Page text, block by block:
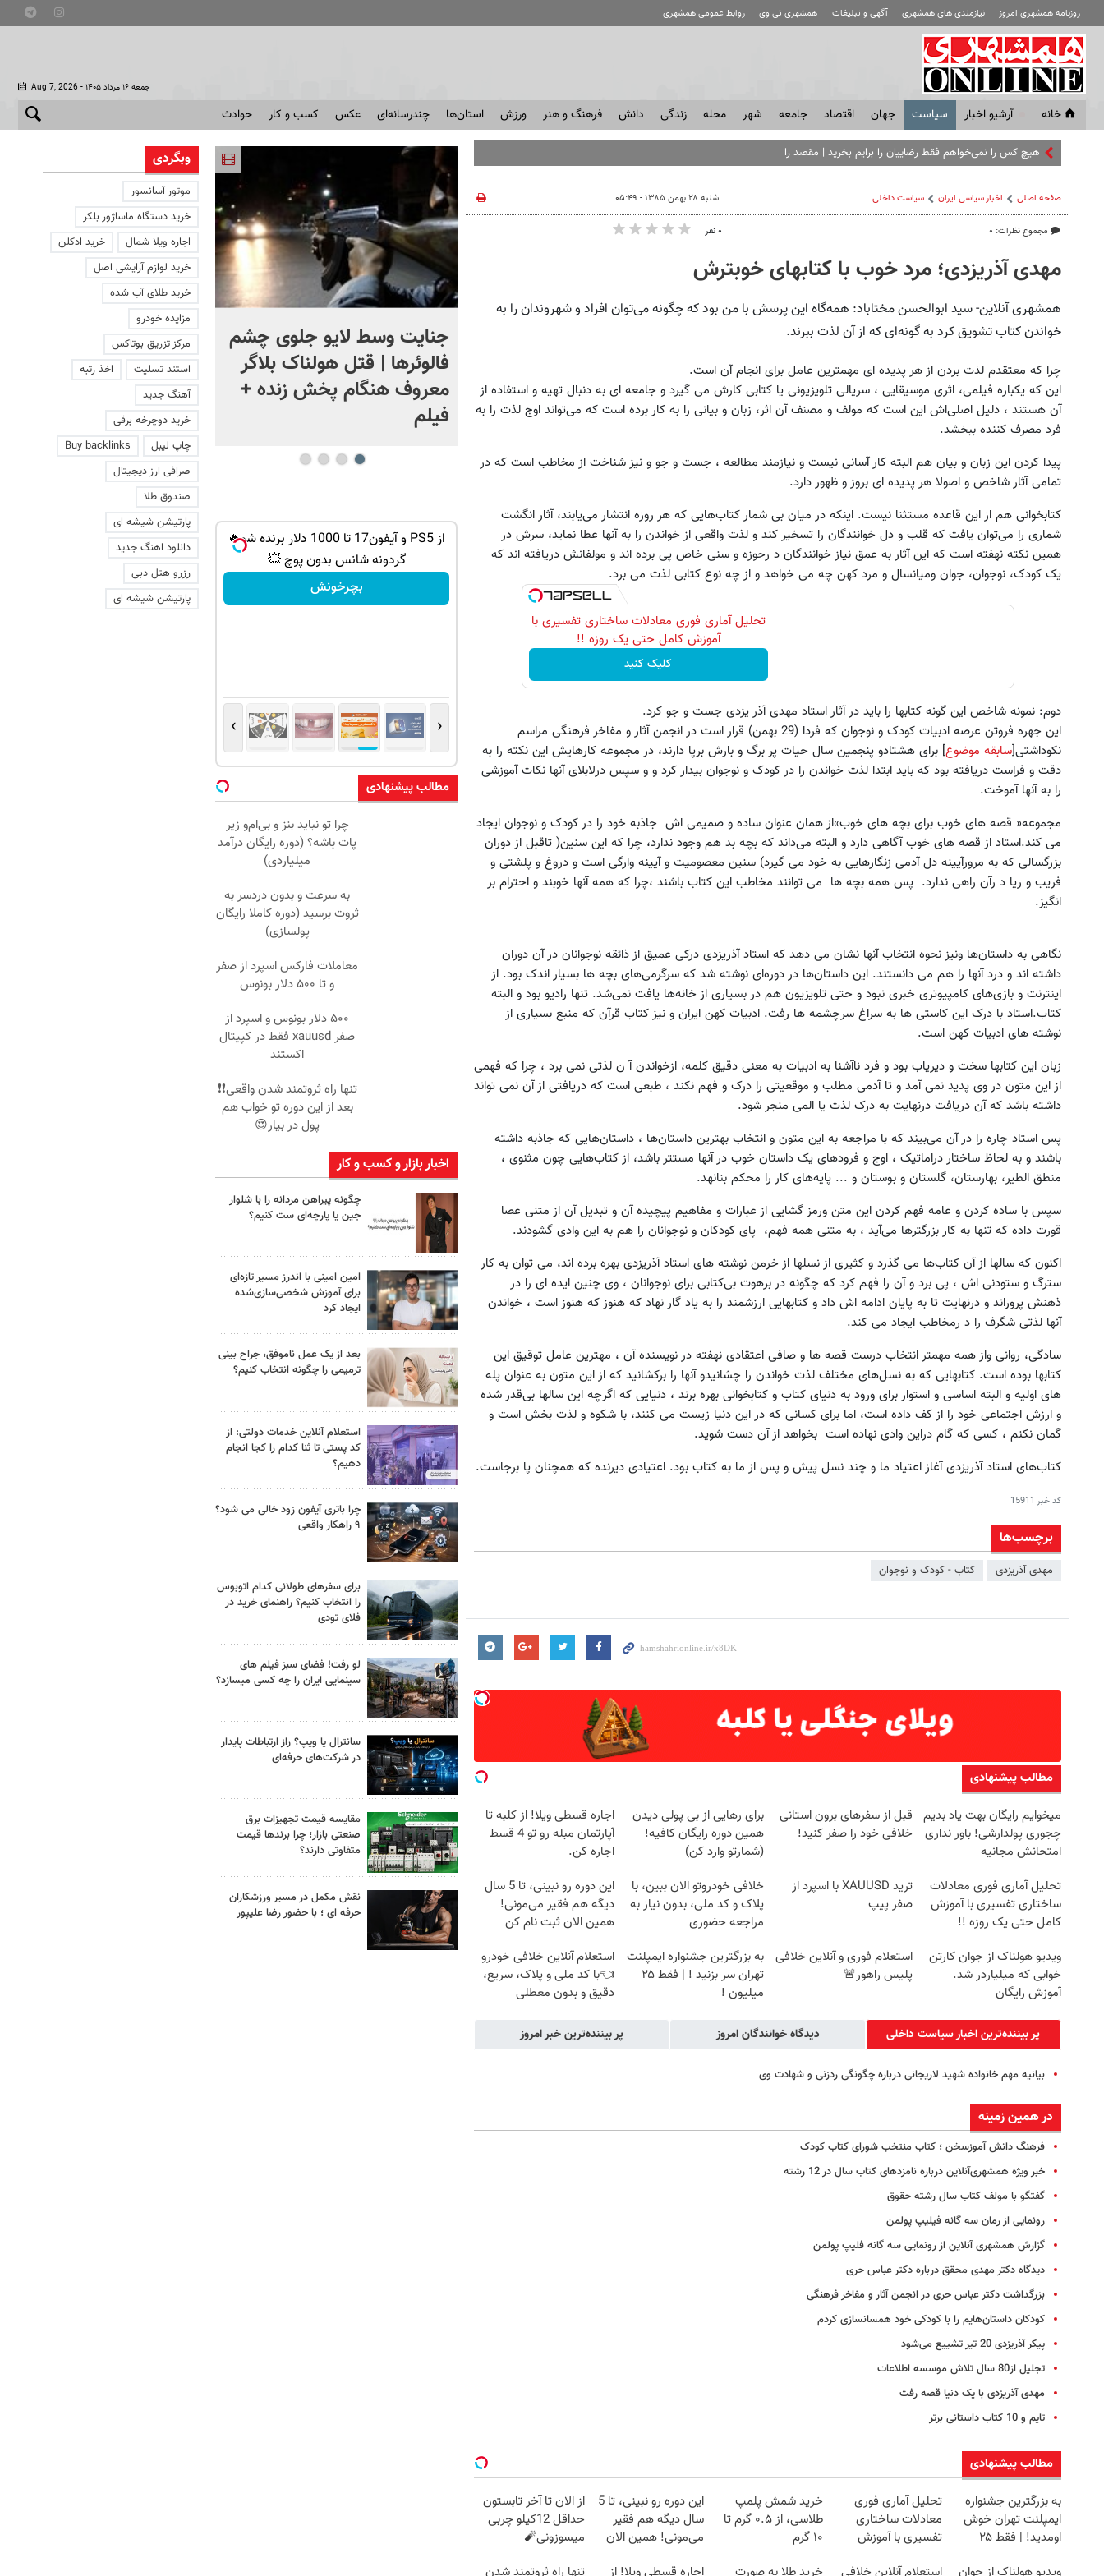
روزنامه همشهری امروز نیازمندی های همشهری آگهی و تبلیغات همشهری تی وی روابط عمومی همشهری
Aug 7, 2026 - جمعه ۱۶ مرداد ۱۴۰۵
خانه آرشیو اخبار سياست جهان اقتصاد جامعه شهر محله زندگی دانش فرهنگ و هنر ورزش استان‌ها چندرسانه‌ای عکس کسب و کار حوادث
هیچ کس را نمی‌خواهم فقط رضاییان را برایم بخرید | مقصد رامین مشخص شد؟
صفحه اصلی اخبار سیاسی ایران سیاست داخلی
مجموع نظرات: ۰
شنبه ۲۸ بهمن ۱۳۸۵ - ۰۵:۴۹
۰ نفر
مهدی آذریزدی؛ مرد خوب با کتابهای خوبترش
همشهری آنلاین- سید ابوالحسن مختاباد: همه‌گاه این پرسش با من بود که چگونه می‌توان افراد و شهروندان را به
خواندن کتاب تشویق کرد به گونه‌ای که از آن لذت ببرند.
چرا که معتقدم لذت بردن از هر پدیده ای مهمترین عامل برای انجام آن است.
این که یکباره فیلمی، اثری موسیقایی ، سریالی تلویزیونی یا کتابی کارش می گیرد و جامعه ای به دنبال تهیه و استفاده از
آن هستند ، دلیل اصلی‌اش این است که مولف و مصنف آن اثر، زبان و بیانی را به کار برده است که می‌تواند اوج لذت را به
فرد مصرف کننده ببخشد.
پیدا کردن این زبان و بیان هم البته کار آسانی نیست و نیازمند مطالعه ، جست و جو و نیز شناخت از مخاطب است که در
تمامی آثار شاخص و اصولا هر پدیده ای بروز و ظهور دارد.
کتابخوانی هم از این قاعده مستثنا نیست. اینکه در میان بی شمار کتاب‌هایی که هر روزه انتشار می‌یابند‌، آثار انگشت
شماری را می‌توان یافت که قلب و دل خوانندگان را تسخیر کند و لذت واقعی از خواندن را به آنها عطا نماید، سرش در
همین نکته نهفته است که این آثار به عمق نیاز خوانندگان د رحوزه و سنی خاص پی برده اند و مولفانش دریافته اند که
یک کودک، نوجوان، جوان ومیانسال و مرد کهن چه می خواهد و از چه نوع کتابی لذت می برد.
تحلیل آماری فوری معادلات ساختاری تفسیری با
آموزش کامل حتی یک روزه !!
کلیک کنید
دوم: نمونه شاخص این گونه کتابها را باید در آثار استاد مهدی آذر یزدی جست و جو کرد.
این جهره فروتن عرصه ادبیات کودک و نوجوان که فردا (29 بهمن) قرار است در انجمن آثار و مفاخر فرهنگی مراسم
نکوداشتی[سابقه موضوع] برای هشتادو پنجمین سال حیات پر برگ و بارش برپا دارند، در مجموعه کارهایش این نکته را به
دقت و فراست دریافته بود که باید ابتدا لذت خواندن را در کودک و نوجوان بیدار کرد و و سپس درلابلای آنها نکات آموزشی
را به آنها آموخت.
مجموعه« قصه های خوب برای بچه های خوب»از همان عنوان ساده و صمیمی اش جاذبه خود را در کودک و نوجوان ایجاد
می کند.استاد از قصه های خوب آگاهی دارد و البته می‌داند که بچه بد هم وجود ندارد، چرا که این سنین( تاقبل از دوران
بزرگسالی که به مرورآیینه دل آدمی زنگارهایی به خود می گیرد) سنین معصومیت و آیینه وارگی است و دروغ و پلشتی و
فریب و ریا د رآن راهی ندارد. پس همه بچه ها می توانند مخاطب این کتاب باشند ،چرا که همه آنها خوبند و احترام بر
انگیز.
نگاهی به داستان‌ها ونیز نحوه انتخاب آنها نشان می دهد که استاد آذریزدی درکی عمیق از ذائقه نوجوانان در آن دوران
داشته اند و درد آنها را هم می دانستند. این داستان‌ها در دوره‌ای نوشته شد که سرگرمی‌های بچه ها بسیار اندک بود. از
اینترنت و بازی‌های کامپیوتری خبری نبود و حتی تلویزیون هم در بسیاری از خانه‌ها یافت نمی‌شد. تنها رادیو بود و البته
کتاب.استاد با درک این کاستی ها به سراغ سرچشمه ها رفت. ادبیات کهن ایران و نیز کتاب قرآن که منبع بسیاری از
نوشته های ادبیات کهن است.
زبان این کتابها سخت و دیریاب بود و فرد نا‌آشنا به ادبیات به معنی دقیق کلمه، ازخواندن آ ن لذتی نمی برد ، چرا که فهمی
از این متون در وی پدید نمی آمد و تا آدمی مطلب و موقعیتی را درک و فهم نکند ، طبعی است که دریافتی از آن نمی تواند
داشته باشد که آن دریافت درنهایت به درک لذت یا المی منجر شود.
پس استاد چاره را در آن می‌بیند که با مراجعه به این متون و انتخاب بهترین داستان‌ها ، داستان‌هایی که جاذبه داشته
باشند و به لحاظ ساختار دراماتیک ، اوج و فرودهای یک داستان خوب در آنها مستتر باشد، از کتاب‌هایی چون مثنوی ،
منطق الطیر، بهارستان، گلستان و بوستان و ... پایه‌های کار را محکم بنانهد.
سپس با ساده کردن و عامه فهم کردن این متن ورمز گشایی از عبارات و مفاهیم پیچیده آن و تبدیل‌ آن از متنی عصا
قورت داده که تنها به کار بزرگترها می‌آید ، به متنی همه فهم، پای کودکان و نوجوانان را هم به این وادی گشودند.
اکنون که سالها از آن کتاب‌ها می گذرد و کثیری از نسلها از خرمن نوشته های استاد آذریزدی بهره برده اند، می توان به کار
سترگ و ستودنی اش ، پی برد و آن را فهم کرد که چگونه در برهوت بی‌کتابی برای نوجوانان ، وی چنین ایده ای را در
ذهنش پروراند و درنهایت تا به پایان ادامه اش داد و کتابهایی ارزشمند را به یاد گار نهاد که هنوز که هنوز است ، خواندن
آنها لذتی شگرف را د رمخاطب ایجاد می کند.
سادگی، روانی واز همه مهمتر انتخاب درست قصه ها و صافی اعتقادی نهفته در نویسنده آن ، مهترین عامل توقیق این
کتابها بوده است. کتابهایی که به نسل‌های مختلف لذت خواندن را چشانیدو آنها را برکشانید که از این متون به عنوان پله
های اولیه و البته اساسی و استوار برای ورود به دنیای کتاب و کتابخوانی بهره برند ، دنیایی که اگرچه این سالها بی‌قدر شده
و ارزش اجتماعی خود را از کف داده است، اما برای کسانی که در این دنیا زیست می کنند، با شکوه و لذت بخش است و
گمان نکنم ، کسی که گام دراین وادی نهاده است بخواهد از آن دست شوید.
کتاب‌های استاد آذریزدی آغاز اعتیاد ما و چند نسل پیش و پس از ما به کتاب بود. اعتیادی دیرنده که همچنان پا برجاست.
کد خبر 15911
برچسب‌ها
مهدی آذریزدی کتاب - کودک و نوجوان
مطالب پیشنهادی
میخوایم رایگان بهت یاد بدیم
چجوری پولدارشی! باور نداری
امتحانش مجانیه
قبل از سفرهای برون استانی
خلافی خود را صفر کنید!
برای رهایی از بی پولی دیدن
همین دوره رایگان کافیه!
(شمارتو وارد کن)
اجاره‌ قسطی ویلا! از کلبه تا
آپارتمان مبله رو تو 4 قسط
اجاره کن.
تحلیل آماری فوری معادلات
ساختاری تفسیری با آموزش
کامل حتی یک روزه !!
ترید XAUUSD با اسپرد از
صفر پیپ
خلافی خودروتو الان ببین، با
پلاک و کد ملی، بدون نیاز به
مراجعه حضوری
این دوره رو نبینی، تا 5 سال
دیگه هم فقیر می‌مونی!
همین الان ثبت نام کن
ویدیو هولناک از جوان کارتن
خوابی که میلیاردر شد.
آموزش رایگان
استعلام فوری و آنلاین خلافی
پلیس راهور🚨
به بزرگترین جشنواره ایمپلنت
تهران سر بزنید ! | فقط ۲۵
میلیون !
استعلام آنلاین خلافی خودرو
👈با کد ملی و پلاک، سریع،
دقیق و بدون معطلی
پر بیننده‌ترین اخبار سیاست داخلی دیدگاه خوانندگان امروز پر بیننده‌ترین خبر امروز
بیانیه مهم خانواده شهید لاریجانی درباره چگونگی ردزنی و شهادت وی
در همین زمینه
فرهنگ دانش آموزسخن ؛ کتاب منتخب شورای کتاب کودک
خبر ویژه همشهری‌آنلاین درباره نامزدهای کتاب سال در 12 رشته
گفتگو با مولف کتاب سال رشته حقوق
رونمایی از رمان سه گانه فیلیپ پولمن
گزارش همشهری آنلاین از رونمایی سه گانه فلیپ پولمن
دیدگاه دکتر مهدی محقق درباره دکتر عباس حری
بزرگداشت دکتر عباس حری در انجمن آثار و مفاخر فرهنگی
کودکان داستان‌هایم را با کودکی خود همسانسازی کردم
پیکر آذریزدی 20 تیر تشییع می‌شود
تجلیل از80 سال تلاش موسسه اطلاعات
مهدی آذریزدی با یک دنیا قصه رفت
تایم و 10 کتاب داستانی برتر
مطالب پیشنهادی
به بزرگترین جشنواره
ایمپلنت تهران خوش
اومدید! | فقط ۲۵
تحلیل آماری فوری
معادلات ساختاری
تفسیری با آموزش
خرید شمش پلمپ
طلاسی، از ۰.۵ گرم تا
۱۰ گرم
این دوره رو نبینی، تا 5
سال دیگه هم فقیر
می‌مونی! همین الان
از الان تا آخر تابستون
حداقل 12کیلو چربی
میسوزونی🧨
حمله کند فلج می شویم
جنایت وسط لایو جلوی چشم
فالوئرها | قتل هولناک بلاگر
معروف هنگام پخش زنده +
فیلم
صحنه ای نادر از حیات
ایران در سبلان + فیلم
و از مزایای بیمه هم بهره‌مند شو!😍
😍
تکمیل فرم
ترید XAUUSD با اسپرد از صفر پیپ
ثبت نام کنید
به بزرگترین جشنواره ایمپلنت تهران خوش
اومدید! | فقط ۲۵ میلیون !
رزرورایگان نوبت
از PS5 و آیفون17 تا 1000 دلار برنده شو🔥
گردونه شانس بدون پوچ 💥
بچرخونش
‹
›
مطالب پیشنهادی
چرا تو نباید بنز و بی‌ام‌و زیر
پات باشه؟ (دوره رایگان درآمد
میلیاردی)
به سرعت و بدون دردسر به
ثروت برسید (دوره کاملا رایگان
پولسازی)
معاملات فارکس اسپرد از صفر
و تا ۵۰۰ دلار بونوس
۵۰۰ دلار بونوس و اسپرد از
صفر xauusd فقط در کپیتال
اکستند
تنها راه ثروتمند شدن واقعی❗❗
بعد از این دوره تو خواب هم
پول در بیار😍
اخبار بازار و کسب و کار
چگونه پیراهن مردانه را با شلوار
جین یا پارچه‌ای ست کنیم؟
امین امینی با اندرز مسیر تازه‌ای
برای آموزش شخصی‌سازی‌شده
ایجاد کرد
بعد از یک عمل ناموفق، جراح بینی
ترمیمی را چگونه انتخاب کنیم؟
استعلام آنلاین خدمات دولتی: از
کد پستی تا ثنا کدام را کجا انجام
دهیم؟
چرا باتری آیفون زود خالی می شود؟
۹ راهکار واقعی
برای سفرهای طولانی کدام اتوبوس
را انتخاب کنیم؟ راهنمای خرید در
فلای تودی
لو رفت! فضای سبز فیلم های
سینمایی ایران را چه کسی میسازد؟
سانترال یا ویپ؟ راز ارتباطات پایدار
در شرکت‌های حرفه‌ای
مقایسه قیمت تجهیزات برق
صنعتی بازار؛ چرا برندها قیمت
متفاوتی دارند؟
نقش مکمل در مسیر ورزشکاران
حرفه ای ؛ با حضور رضا علیپور
وبگردی
موتور آسانسور
خرید دستگاه ماساژور بلکر
اجاره ویلا شمال
خرید ادکلن
خرید لوازم آرایشی اصل
خرید طلای آب شده
مزایده خودرو
مرکز تزریق بوتاکس
استند تسلیت
اخذ رتبه
آهنگ جدید
خرید دوچرخه برقی
چاپ لیبل
Buy backlinks
صرافی ارز دیجیتال
صندوق طلا
پارتیشن شیشه ای
دانلود اهنگ جدید
رزرو هتل دبی
پارتیشن شیشه ای